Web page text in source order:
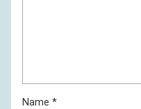
Name *